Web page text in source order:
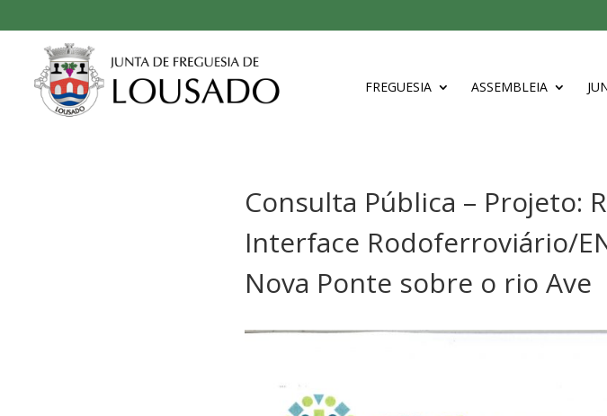
FREGUESIA ASSEMBLEIA
Consulta Pública – Projeto:
Interface Rodoferroviário/
Nova Ponte sobre o rio Ave